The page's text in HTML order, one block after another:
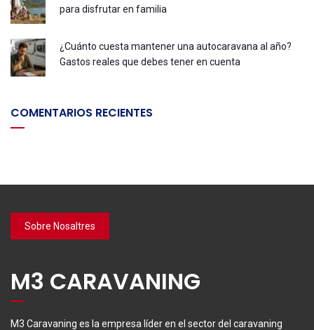
para disfrutar en familia
¿Cuánto cuesta mantener una autocaravana al año?
Gastos reales que debes tener en cuenta
COMENTARIOS RECIENTES
Sobre Nosaltres
M3 CARAVANING
M3 Caravaning es la empresa líder en el sector del caravaning